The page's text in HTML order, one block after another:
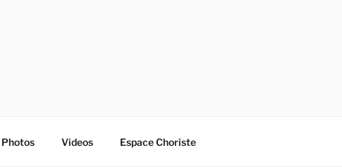
Photos Videos Espace Choriste